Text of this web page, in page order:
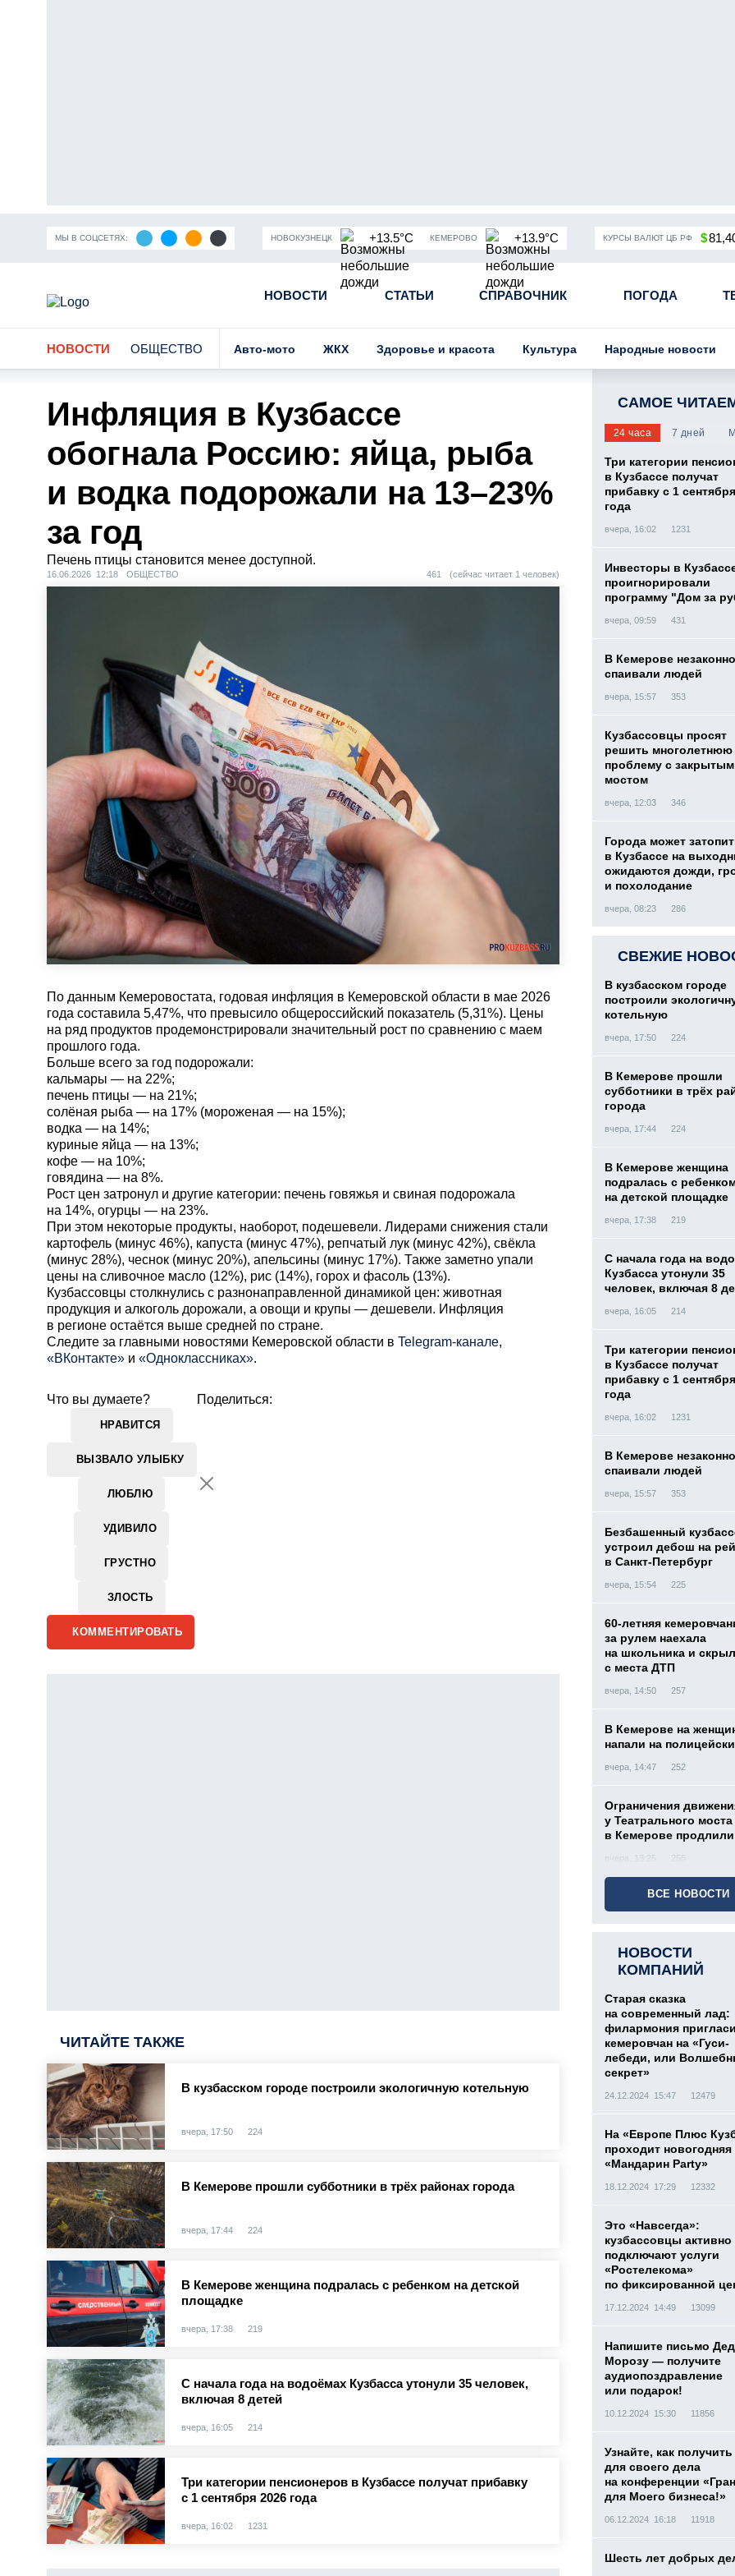
МЫ В СОЦСЕТЯХ: НОВОКУЗНЕЦК +13.5°C КЕМЕРОВО +13.9°C КУРСЫ ВАЛЮТ ЦБ РФ $
НОВОСТИ СТАТЬИ СПРАВОЧНИК ПОГОДА
Кузбасса Пандемия коронавирусной инфекции Частичная мобилизация в России Угольная промышленность
НОВОСТИ ОБЩЕСТВО Авто-мото ЖКХ Здоровье и красота Культура Народные новости
Инфляция в Кузбассе
обогнала Россию: яйца, рыба
и водка подорожали на 13–23%
за год
Печень птицы становится менее доступной.
16.06.2026 12:18 ОБЩЕСТВО 461 (сейчас читает 1 человек)
По данным Кемеровостата, годовая инфляция в Кемеровской области в мае 2026
года составила 5,47%, что превысило общероссийский показатель (5,31%). Цены
на ряд продуктов продемонстрировали значительный рост по сравнению с маем
прошлого года.
Больше всего за год подорожали:
кальмары — на 22%;
печень птицы — на 21%;
солёная рыба — на 17% (мороженая — на 15%);
водка — на 14%;
куриные яйца — на 13%;
кофе — на 10%;
говядина — на 8%.
Рост цен затронул и другие категории: печень говяжья и свиная подорожала
на 14%, огурцы — на 23%.
При этом некоторые продукты, наоборот, подешевели. Лидерами снижения стали
картофель (минус 46%), капуста (минус 47%), репчатый лук (минус 42%), свёкла
(минус 28%), чеснок (минус 20%), апельсины (минус 17%). Также заметно упали
цены на сливочное масло (12%), рис (14%), горох и фасоль (13%).
Кузбассовцы столкнулись с разнонаправленной динамикой цен: животная
продукция и алкоголь дорожали, а овощи и крупы — дешевели. Инфляция
в регионе остаётся выше средней по стране.
Cледите за главными новостями Кемеровской области в Telegram-канале,
«ВКонтакте» и «Одноклассниках».
Что вы думаете?
НРАВИТСЯ
ВЫЗВАЛО УЛЫБКУ
ЛЮБЛЮ
УДИВИЛО
ГРУСТНО
ЗЛОСТЬ
Поделиться:
КОММЕНТИРОВАТЬ
ЧИТАЙТЕ ТАКЖЕ
В кузбасском городе построили экологичную котельную
вчера, 17:50 224
В Кемерове прошли субботники в трёх районах города
вчера, 17:44 224
В Кемерове женщина подралась с ребенком на детской
площадке
вчера, 17:38 219
С начала года на водоёмах Кузбасса утонули 35 человек,
включая 8 детей
вчера, 16:05 214
Три категории пенсионеров в Кузбассе получат прибавку
с 1 сентября 2026 года
вчера, 16:02 1231
САМОЕ
24 часа 7 дней
Три категории
в Кузбассе получат
прибавку с 1
года
вчера, 16:02 1231
Инвесторы в
проигнорировали
программу "Дом за
вчера, 09:59 431
В Кемерове незаконно
спаивали людей
вчера, 15:57 353
Кузбассовцы просят
решить многолетнюю
проблему с закрытым
мостом
вчера, 12:03 346
Города может
в Кузбассе на
ожидаются дожди,
и похолодание
вчера, 08:23 286
СВЕЖИЕ
В кузбасском городе
построили
котельную
вчера, 17:50 224
В Кемерове прошли
субботники в трёх
города
вчера, 17:44 224
В Кемерове женщина
подралась с
на детской площадке
вчера, 17:38 219
С начала года на
Кузбасса утонули 35
человек, включая 8
вчера, 16:05 214
Три категории
в Кузбассе получат
прибавку с 1
года
вчера, 16:02 1231
В Кемерове незаконно
спаивали людей
вчера, 15:57 353
Безбашенный
устроил дебош на
в Санкт-Петербург
вчера, 15:54 225
60-летняя
за рулем наехала
на школьника и
с места ДТП
вчера, 14:50 257
В Кемерове на
напали на
вчера, 14:47 252
Ограничения
у Театрального моста
в Кемерове продлили
вчера, 13:25 255
ВСЕ НОВОСТИ
НОВОСТИ
КОМПАНИЙ
Старая сказка
на современный лад:
филармония
кемеровчан на «Гуси-
лебеди, или
секрет»
24.12.2024 15:47 12479
На «Европе Плюс
проходит новогодняя
«Мандарин Party»
18.12.2024 17:29 12332
Это «Навсегда»:
кузбассовцы активно
подключают услуги
«Ростелекома»
по фиксированной
17.12.2024 14:49 13099
Напишите письмо
Морозу — получите
аудиопоздравление
или подарок!
10.12.2024 15:30 11856
Узнайте, как получить
для своего дела
на конференции
для Моего бизнеса!»
06.12.2024 16:18 11918
Шесть лет добрых